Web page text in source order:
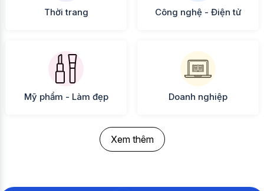
Thời trang Công nghệ - Điện tử
Mỹ phẩm - Làm đẹp Doanh nghiệp
Xem thêm